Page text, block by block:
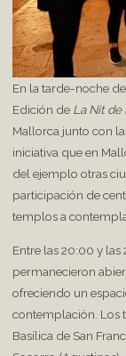
En la tarde-noche
Edición deLa Nit de
Mallorca junto con
iniciativa que en
del ejemplo otras
participación de
templos a
Entre las 20:00 y
permanecieron
ofreciendo un
contemplación. Los
Basílica de San